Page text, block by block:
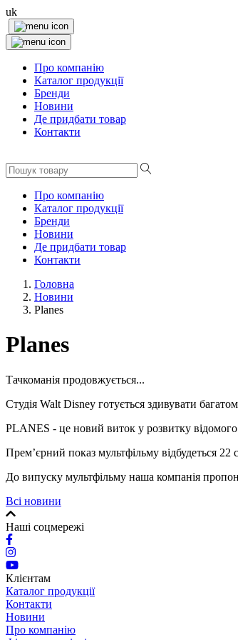
uk
Про компанію
Каталог продукції
Бренди
Новини
Де придбати товар
Контакти
Про компанію
Каталог продукції
Бренди
Новини
Де придбати товар
Контакти
Головна
Новини
Planes
Planes
Тачкоманія продовжується...
Студія Walt Disney готується здивувати
PLANES - це новий виток у розвитку відомого
Прем’єрний показ мультфільму відбудеться 22
До випуску мультфільму наша компанія
Всі новини
Наші соцмережі
Клієнтам
Каталог продукції
Контакти
Новини
Про компанію